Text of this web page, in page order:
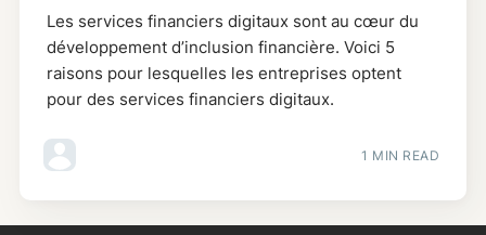
Les services financiers digitaux sont au cœur du
développement d’inclusion financière. Voici 5
raisons pour lesquelles les entreprises optent
pour des services financiers digitaux.
1 MIN READ